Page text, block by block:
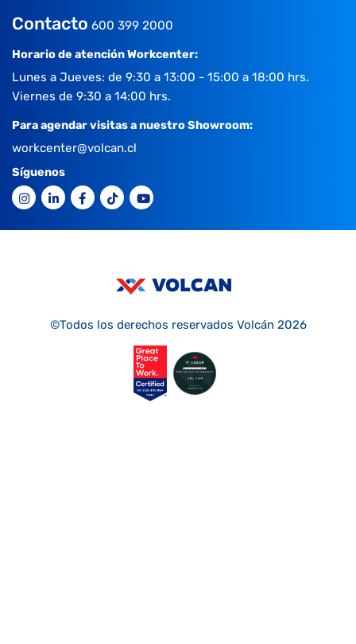
Contacto 600 399 2000
Horario de atención Workcenter:
Lunes a Jueves: de 9:30 a 13:00 - 15:00 a 18:00 hrs.
Viernes de 9:30 a 14:00 hrs.
Para agendar visitas a nuestro Showroom:
workcenter@volcan.cl
Síguenos
©Todos los derechos reservados Volcán 2026